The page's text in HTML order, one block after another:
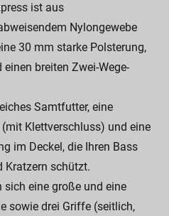
ist aus
Nylongewebe
30 mm starke Polsterung,
breiten Zwei-Wege-
Samtfutter, eine
Klettverschluss) und eine
im Deckel, die Ihren Bass
Kratzern schützt.
sich eine große und eine
sowie drei Griffe (seitlich,